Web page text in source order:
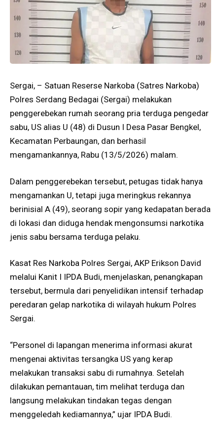
Sergai, – Satuan Reserse Narkoba (Satres Narkoba)
Polres Serdang Bedagai (Sergai) melakukan
penggerebekan rumah seorang pria terduga pengedar
sabu, US alias U (48) di Dusun I Desa Pasar Bengkel,
Kecamatan Perbaungan, dan berhasil
mengamankannya, Rabu (13/5/2026) malam.
Dalam penggerebekan tersebut, petugas tidak hanya
mengamankan U, tetapi juga meringkus rekannya
berinisial A (49), seorang sopir yang kedapatan berada
di lokasi dan diduga hendak mengonsumsi narkotika
jenis sabu bersama terduga pelaku.
Kasat Res Narkoba Polres Sergai, AKP Erikson David
melalui Kanit I IPDA Budi, menjelaskan, penangkapan
tersebut, bermula dari penyelidikan intensif terhadap
peredaran gelap narkotika di wilayah hukum Polres
Sergai.
“Personel di lapangan menerima informasi akurat
mengenai aktivitas tersangka US yang kerap
melakukan transaksi sabu di rumahnya. Setelah
dilakukan pemantauan, tim melihat terduga dan
langsung melakukan tindakan tegas dengan
menggeledah kediamannya,” ujar IPDA Budi.